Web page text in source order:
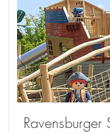
Ravensburger